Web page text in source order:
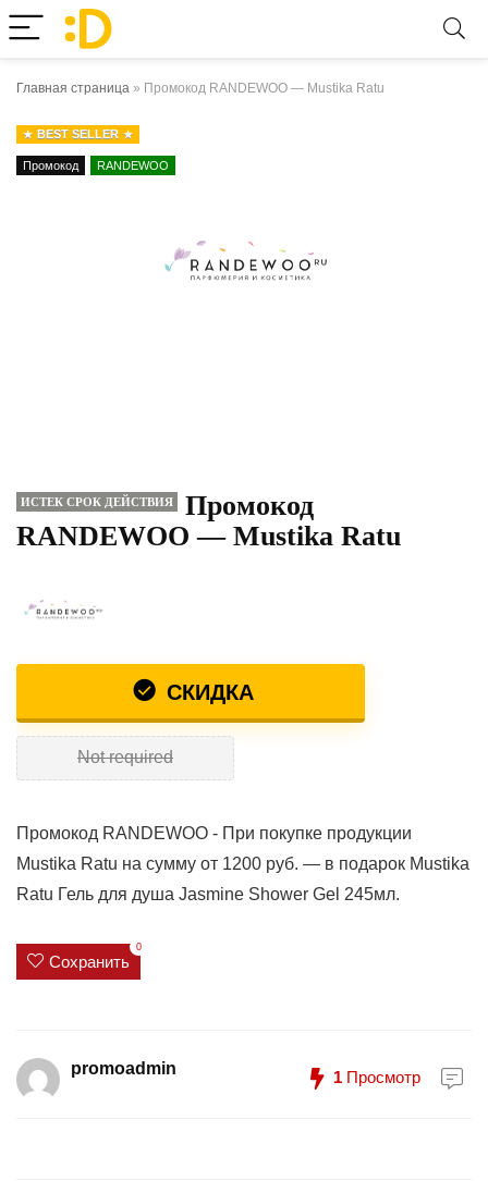
Главная страница » Промокод RANDEWOO — Mustika Ratu
BEST SELLER
Промокод RANDEWOO
ИСТЕК СРОК ДЕЙСТВИЯ
Промокод
RANDEWOO — Mustika Ratu
СКИДКА
Not required
Промокод RANDEWOO - При покупке продукции
Mustika Ratu на сумму от 1200 руб. — в подарок Mustika
Ratu Гель для душа Jasmine Shower Gel 245мл.
Сохранить
0
promoadmin 1 Просмотр